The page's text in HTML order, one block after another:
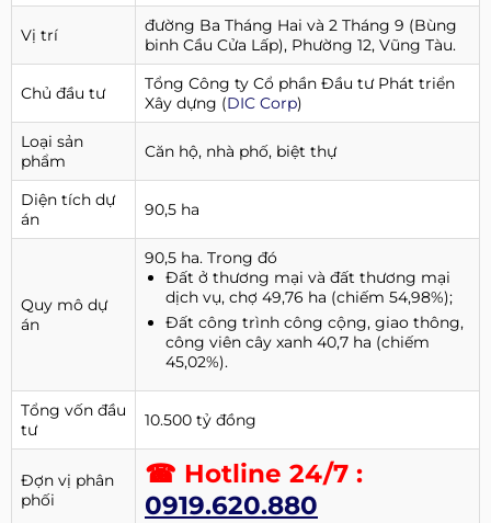
Vị trí
đường Ba Tháng Hai và 2 Tháng 9 (Bùng
binh Cầu Cửa Lấp), Phường 12, Vũng Tàu.
Chủ đầu tư
Tổng Công ty Cổ phần Đầu tư Phát triển
Xây dựng (DIC Corp)
Loại sản
phẩm
Căn hộ, nhà phố, biệt thự
Diện tích dự
án
90,5 ha
Quy mô dự
án
90,5 ha. Trong đó
Đất ở thương mại và đất thương mại
dịch vụ, chợ 49,76 ha (chiếm 54,98%);
Đất công trình công cộng, giao thông,
công viên cây xanh 40,7 ha (chiếm
45,02%).
Tổng vốn đầu
tư
10.500 tỷ đồng
Đợn vị phân
phối
☎ Hotline 24/7 :
0919.620.880